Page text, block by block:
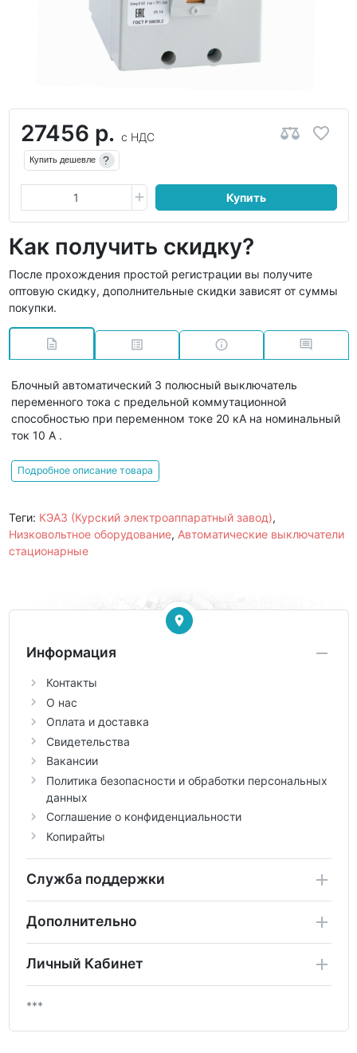
27456 р. с НДС
Купить дешевле ?
Купить
Как получить скидку?
После прохождения простой регистрации вы получите
оптовую скидку, дополнительные скидки зависят от суммы
покупки.
Блочный автоматический 3 полюсный выключатель
переменного тока с предельной коммутационной
способностью при переменном токе 20 кА на номинальный
ток 10 А .
Подробное описание товара
Теги: КЭАЗ (Курский электроаппаратный завод),
Низковольтное оборудование, Автоматические выключатели
стационарные
Информация
Контакты
О нас
Оплата и доставка
Свидетельства
Вакансии
Политика безопасности и обработки персональных
данных
Соглашение о конфиденциальности
Копирайты
Служба поддержки
Дополнительно
Личный Кабинет
***